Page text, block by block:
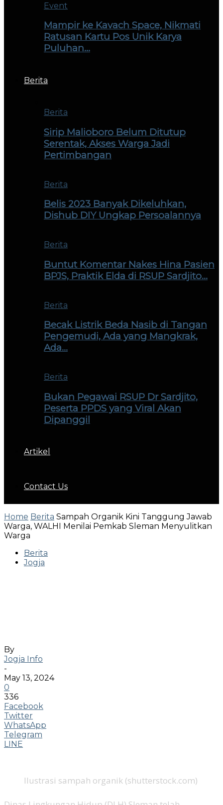
Event
Mampir ke Kavach Space, Nikmati
Ratusan Kartu Pos Unik Karya
Puluhan…
Berita
Berita
Sirip Malioboro Belum Ditutup
Serentak, Akses Warga Jadi
Pertimbangan
Berita
Belis 2023 Banyak Dikeluhkan,
Dishub DIY Ungkap Persoalannya
Berita
Buntut Komentar Nakes Hina Pasien
BPJS, Praktik Elda di RSUP Sardjito…
Berita
Becak Listrik Beda Nasib di Tangan
Pengemudi, Ada yang Mangkrak,
Ada…
Berita
Bukan Pegawai RSUP Dr Sardjito,
Peserta PPDS yang Viral Akan
Dipanggil
Artikel
Contact Us
Home Berita Sampah Organik Kini Tanggung Jawab
Warga, WALHI Menilai Pemkab Sleman Menyulitkan
Warga
Berita
Jogja
By
Jogja Info
-
May 13, 2024
0
336
Facebook
Twitter
WhatsApp
Telegram
LINE
Ilustrasi sampah organik (shutterstock.com)